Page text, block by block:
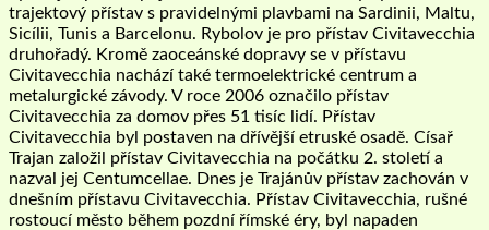
trajektový přístav s pravidelnými plavbami na Sardinii, Maltu,
Sicílii, Tunis a Barcelonu. Rybolov je pro přístav Civitavecchia
druhořadý. Kromě zaoceánské dopravy se v přístavu
Civitavecchia nachází také termoelektrické centrum a
metalurgické závody. V roce 2006 označilo přístav
Civitavecchia za domov přes 51 tisíc lidí. Přístav
Civitavecchia byl postaven na dřívější etruské osadě. Císař
Trajan založil přístav Civitavecchia na počátku 2. století a
nazval jej Centumcellae. Dnes je Trajánův přístav zachován v
dnešním přístavu Civitavecchia. Přístav Civitavecchia, rušné
rostoucí město během pozdní římské éry, byl napaden